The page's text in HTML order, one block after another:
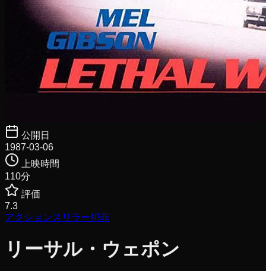
公開日
1987-03-06
上映時間
110分
評価
7.3
アクションスリラー犯罪
リーサル・ウェポン